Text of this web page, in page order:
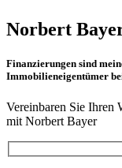
Norbert
Finanzierungen sind
Immobilieneigentümer
Vereinbaren Sie Ihren
mit Norbert Bayer